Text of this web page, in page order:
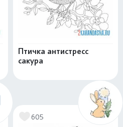
Птичка антистресс
сакура
605